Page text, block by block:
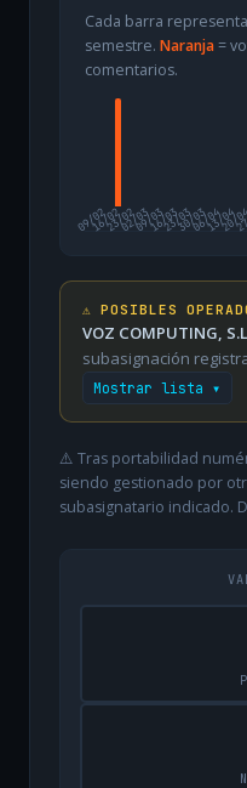
Cada barra
semestre. Naranja=
comentarios.
09/02
16/0223/0202/0309/0316/0323/0330/0306/0413/04
20/
⚠️ POSIBLES
VOZ COMPUTING,
subasignación
Mostrar lista ▾
⚠️ Tras portabilidad
siendo gestionado por
subasignatario indicado.